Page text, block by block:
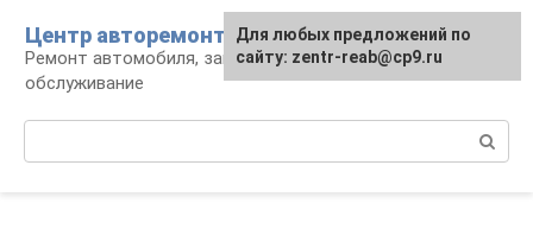
контенту
Центр авторемонта
Ремонт автомобиля, запчасти и
обслуживание
Для любых предложений по
сайту: zentr-reab@cp9.ru